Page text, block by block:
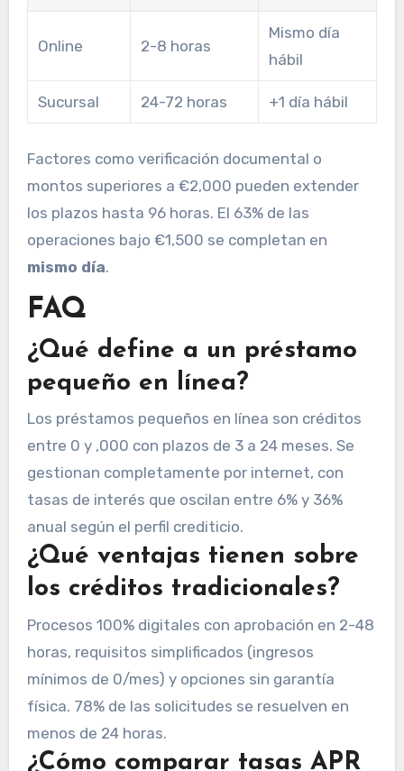
Online 2-8 horas
Mismo día
hábil
Sucursal 24-72 horas +1 día hábil
Factores como verificación documental o
montos superiores a €2,000 pueden extender
los plazos hasta 96 horas. El 63% de las
operaciones bajo €1,500 se completan en
mismo día.
FAQ
¿Qué define a un préstamo
pequeño en línea?
Los préstamos pequeños en línea son créditos
entre 0 y ,000 con plazos de 3 a 24 meses. Se
gestionan completamente por internet, con
tasas de interés que oscilan entre 6% y 36%
anual según el perfil crediticio.
¿Qué ventajas tienen sobre
los créditos tradicionales?
Procesos 100% digitales con aprobación en 2-48
horas, requisitos simplificados (ingresos
mínimos de 0/mes) y opciones sin garantía
física. 78% de las solicitudes se resuelven en
menos de 24 horas.
¿Cómo comparar tasas APR